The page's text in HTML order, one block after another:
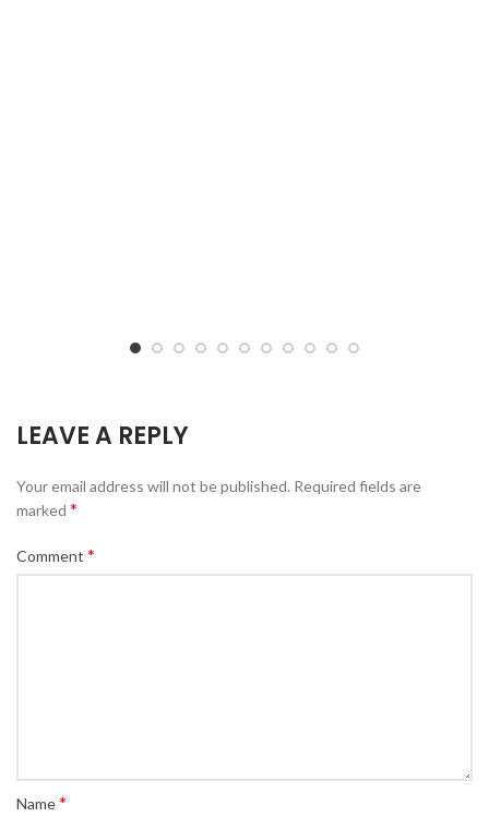
LEAVE A REPLY
Your email address will not be published. Required fields are
marked *
Comment *
Name*